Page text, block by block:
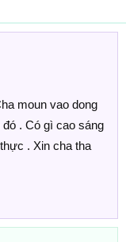
moun vao dong
. Có gì cao sáng
. Xin cha tha